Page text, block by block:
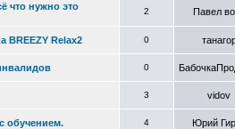
что нужно это
2 Павел
BREEZY Relax2 0
0
3 vidov
обучением. 4 Юрий